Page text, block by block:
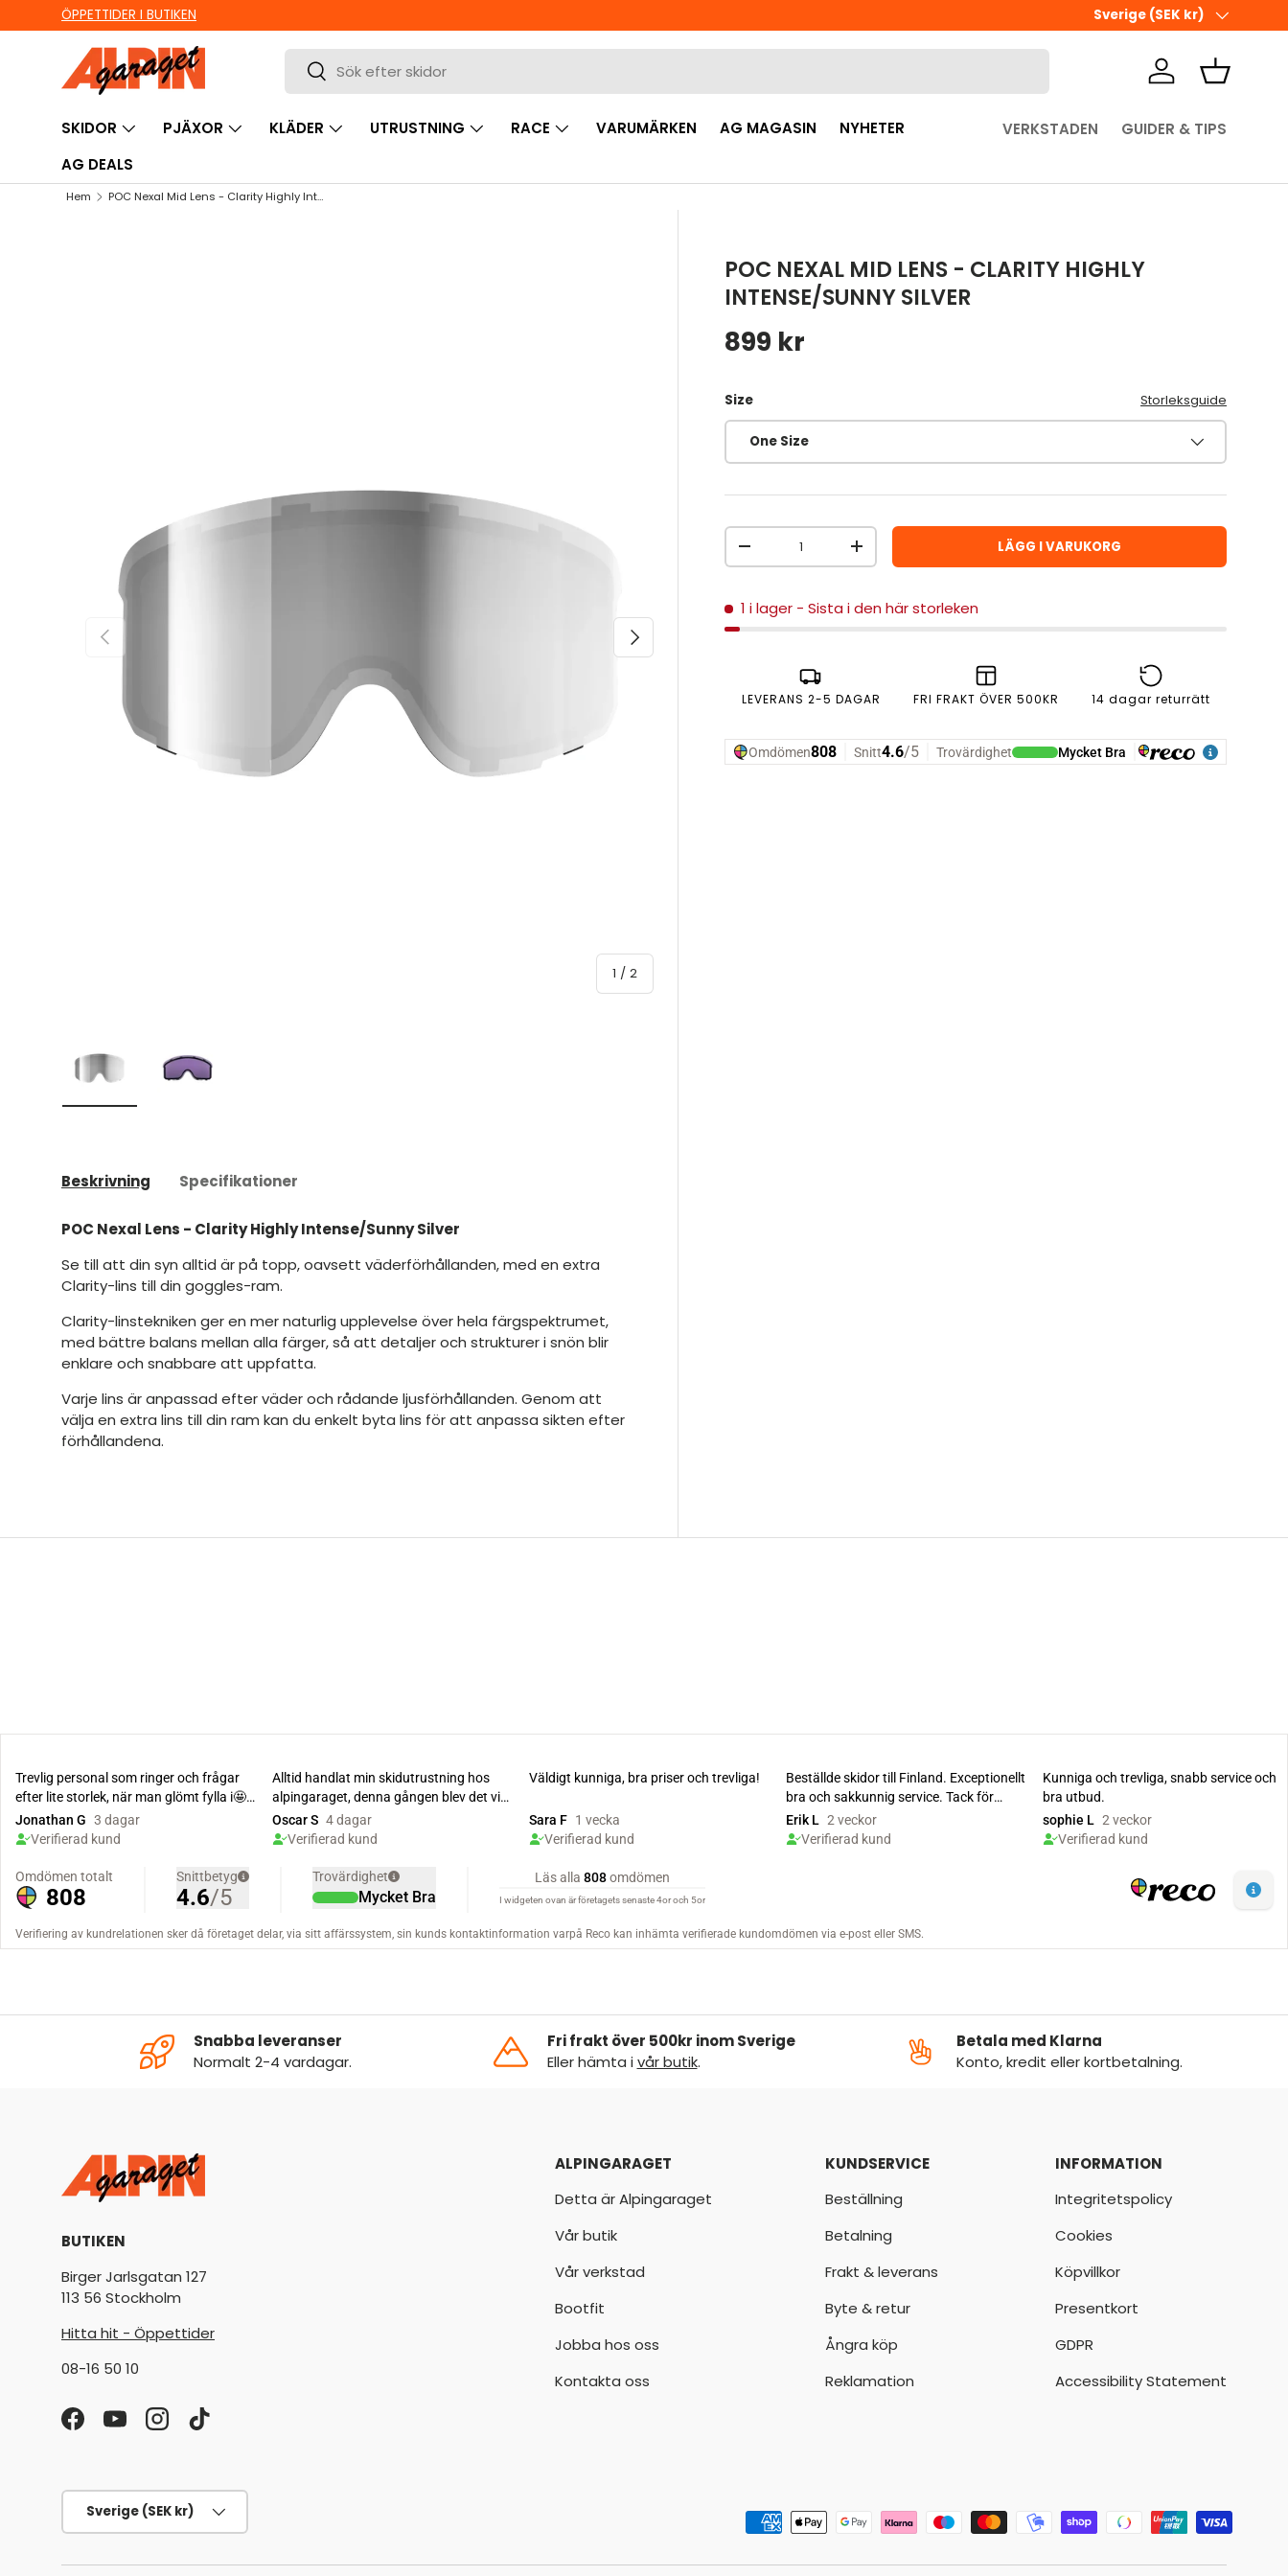
HOPPA TILL INNEHÅLL
ÖPPETTIDER I BUTIKEN Ute i sista minuten? Välj
Land/Region
Sverige (SEK kr)
Sök
Sök Logga inKorg
SKIDOR PJÄXOR KLÄDER UTRUSTNING RACE VARUMÄRKEN AG MAGASIN
NYHETER
AG DEALS
VERKSTADEN GUIDER & TIPS
Hem POC Nexal Mid Lens - Clarity Highly Intense/Sunny Silver
FÖREGÅENDE
1 /av
2
NÄSTA
POC NEXAL MID LENS - CLARITY HIGHLY
INTENSE/SUNNY SILVER
Ordinarie pris
899 kr
Size Storleksguide
One Size
Antal
MINSKA ANTAL
ÖKA ANTAL LÄGG I VARUKORG
1 i lager - Sista i den här storleken
LEVERANS 2-5 DAGAR FRI FRAKT ÖVER 500KR 14 dagar returrätt
Beskrivning Specifikationer
POC Nexal Lens - Clarity Highly Intense/Sunny Silver
Se till att din syn alltid är på topp, oavsett väderförhållanden, med en extra
Clarity-lins till din goggles-ram.
Clarity-linstekniken ger en mer naturlig upplevelse över hela färgspektrumet,
med bättre balans mellan alla färger, så att detaljer och strukturer i snön blir
enklare och snabbare att uppfatta.
Varje lins är anpassad efter väder och rådande ljusförhållanden. Genom att
välja en extra lins till din ram kan du enkelt byta lins för att anpassa sikten efter
förhållandena.
Snabba leveranser
Normalt 2-4 vardagar.
Fri frakt över 500kr inom Sverige
Eller hämta ivår butik.
Betala med Klarna
Konto, kredit eller kortbetalning.
BUTIKEN
Birger Jarlsgatan 127
113 56 Stockholm
Hitta hit - Öppettider
08-16 50 10
FacebookYouTubeInstagram
TikTok
ALPINGARAGET
Detta är Alpingaraget
Vår butik
Vår verkstad
Bootfit
Jobba hos oss
Kontakta oss
KUNDSERVICE
Beställning
Betalning
Frakt & leverans
Byte & retur
Ångra köp
Reklamation
INFORMATION
Integritetspolicy
Cookies
Köpvillkor
Presentkort
GDPR
Accessibility Statement
Godkända betalningsmetoder
Land/Region
Sverige (SEK kr)